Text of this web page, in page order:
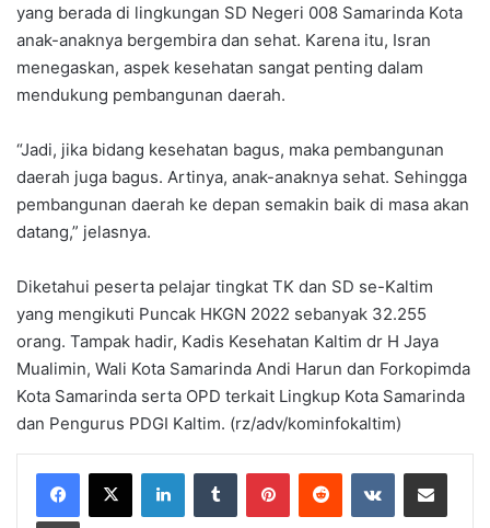
yang berada di lingkungan SD Negeri 008 Samarinda Kota
anak-anaknya bergembira dan sehat. Karena itu, Isran
menegaskan, aspek kesehatan sangat penting dalam
mendukung pembangunan daerah.
“Jadi, jika bidang kesehatan bagus, maka pembangunan
daerah juga bagus. Artinya, anak-anaknya sehat. Sehingga
pembangunan daerah ke depan semakin baik di masa akan
datang,” jelasnya.
Diketahui peserta pelajar tingkat TK dan SD se-Kaltim
yang mengikuti Puncak HKGN 2022 sebanyak 32.255
orang. Tampak hadir, Kadis Kesehatan Kaltim dr H Jaya
Mualimin, Wali Kota Samarinda Andi Harun dan Forkopimda
Kota Samarinda serta OPD terkait Lingkup Kota Samarinda
dan Pengurus PDGI Kaltim. (rz/adv/kominfokaltim)